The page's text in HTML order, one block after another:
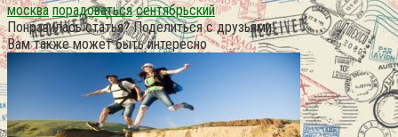
москва порадоваться сентябрьский
Понравилась статья? Поделиться с друзьями:
Вам также может быть интересно